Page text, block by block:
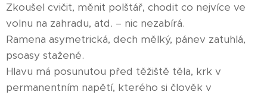
Zkoušel cvičit, měnit polštář, chodit co nejvíce ve
volnu na zahradu, atd. – nic nezabírá.
Ramena asymetrická, dech mělký, pánev zatuhlá,
psoasy stažené.
Hlavu má posunutou před těžiště těla, krk v
permanentním napětí, kterého si člověk v